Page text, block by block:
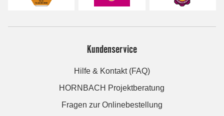
Kundenservice
Hilfe & Kontakt (FAQ)
HORNBACH Projektberatung
Fragen zur Onlinebestellung